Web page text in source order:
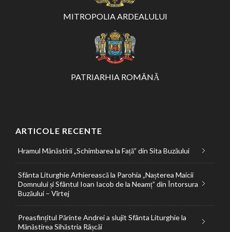
MITROPOLIA ARDEALULUI
PATRIARHIA ROMÂNĂ
ARTICOLE RECENTE
Hramul Mănăstirii „Schimbarea la Față” din Sita Buzăului
Sfânta Liturghie Arhierească la Parohia „Nașterea Maicii
Domnului și Sfântul Ioan Iacob de la Neamț” din Întorsura
Buzăului – Vîrtej
Preasfințitul Părinte Andrei a slujit Sfânta Liturghie la
Mănăstirea Sihăstria Râșcăi